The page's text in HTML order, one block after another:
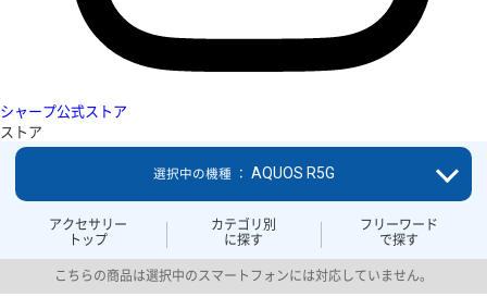
シャープ公式ストア
ストア
アクセサリー
トップ
カテゴリ別
に探す
フリーワード
で探す
選択中の機種 ： AQUOS R5G
こちらの商品は選択中のスマートフォンには対応していません。